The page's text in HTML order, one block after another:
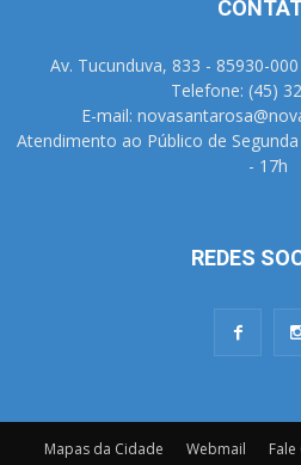
Av. Tucunduva, 833 - 85930-
Telefone: (45)
E-mail:
Atendimento ao Público de
- 17h
REDES
Mapas da Cidade Webmail